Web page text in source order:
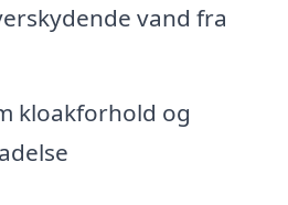
vand fra
kloakforhold og